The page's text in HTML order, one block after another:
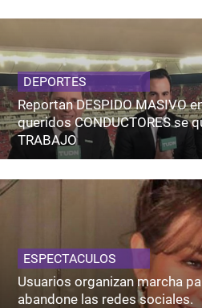
DEPORTES
Reportan DESPIDO MASIVO
queridos CONDUCTORES se
TRABAJO
ESPECTACULOS
Usuarios organizan marcha
abandone las redes sociales.